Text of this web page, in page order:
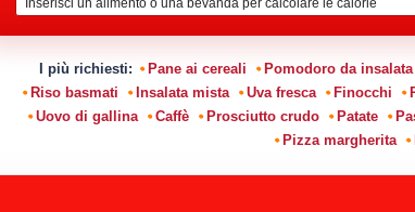
I più richiesti: Pane ai cereali Pomodoro da insalata
Riso basmati
Insalata mista Uva fresca Finocchi
Uovo di gallina
Caffè Prosciutto crudo Patate
Pizza margherita